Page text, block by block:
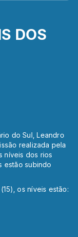
DOS
do Sul, Leandro
realizada pela
níveis dos rios
estão subindo
os níveis estão: